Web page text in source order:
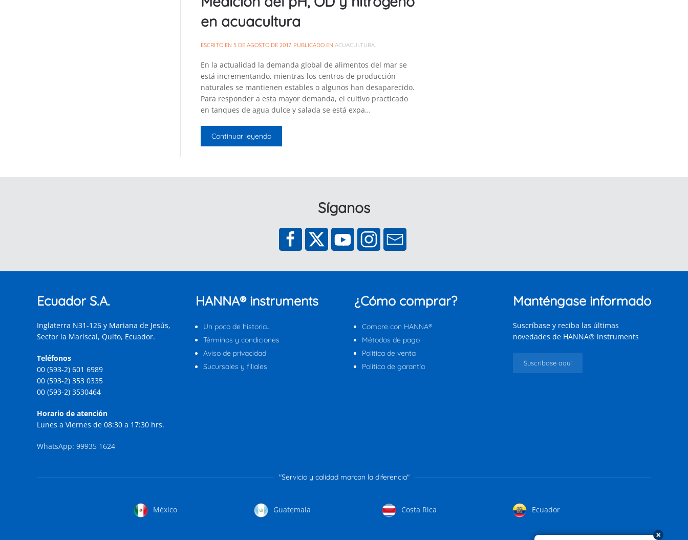
en acuacultura
ESCRITO EN 5 DE AGOSTO DE 2017. PUBLICADO EN ACUACULTURA.
En la actualidad la demanda global de alimentos del mar se
está incrementando, mientras los centros de producción
naturales se mantienen estables o algunos han desaparecido.
Para responder a esta mayor demanda, el cultivo practicado
en tanques de agua dulce y salada se está expa…
Continuar leyendo
Síganos
Ecuador S.A.
Inglaterra N31-126 y Mariana de Jesús,
Sector la Mariscal, Quito, Ecuador.
Teléfonos
00 (593-2) 601 6989
00 (593-2) 353 0335
00 (593-2) 3530464
Horario de atención
Lunes a Viernes de 08:30 a 17:30 hrs.
WhatsApp: 99935 1624
HANNA® instruments
Un poco de historia…
Términos y condiciones
Aviso de privacidad
Sucursales y filiales
¿Cómo comprar?
Compre con HANNA®
Métodos de pago
Política de venta
Política de garantía
Manténgase informado
Suscríbase y reciba las últimas
novedades de HANNA® instruments
Suscríbase aquí
"Servicio y calidad marcan la diferencia"
México Guatemala Costa Rica Ecuador